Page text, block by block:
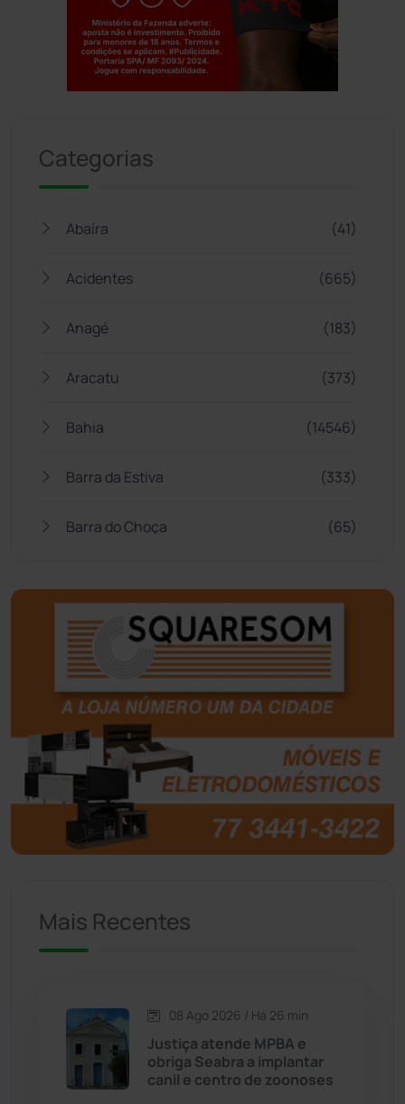
Categorias
Abaíra (41)
Acidentes (665)
Anagé (183)
Aracatu (373)
Bahia (14546)
Barra da Estiva (333)
Barra do Choça (65)
Bom Jesus da Lapa (509)
Boquira (152)
Botuporã
Brasil (7680)
Brumado (31961)
Caetanos
Candiba
Cândido Sales (121)
Mais Recentes
08 Ago 2026 / Há 26 min
Justiça atende MPBA e
obriga Seabra a implantar
canil e centro de zoonoses